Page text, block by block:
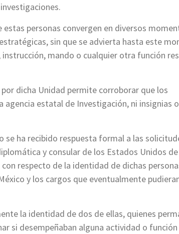
personas convergen en diversos
sin que se advierta hasta este
mando o cualquier otra función
dicha Unidad permite corroborar que los
estatal de Investigación, ni insignias
se ha recibido respuesta formal a las
y consular de los Estados Unidos
respecto de la identidad de dichas
y los cargos que eventualmente
la identidad de dos de ellas, quienes
si desempeñaban alguna actividad o